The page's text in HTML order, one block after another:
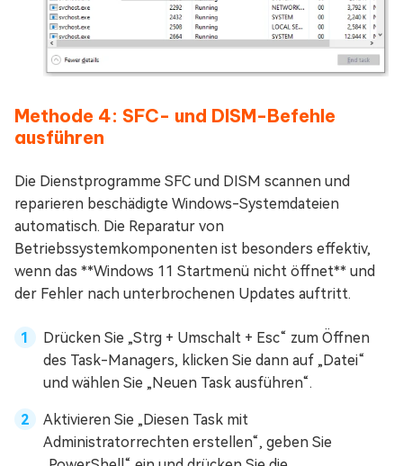
Methode 4: SFC- und DISM-Befehle
ausführen
Die Dienstprogramme SFC und DISM scannen und
reparieren beschädigte Windows-Systemdateien
automatisch. Die Reparatur von
Betriebssystemkomponenten ist besonders effektiv,
wenn das **Windows 11 Startmenü nicht öffnet** und
der Fehler nach unterbrochenen Updates auftritt.
Drücken Sie „Strg + Umschalt + Esc“ zum Öffnen
des Task-Managers, klicken Sie dann auf „Datei“
und wählen Sie „Neuen Task ausführen“.
Aktivieren Sie „Diesen Task mit
Administratorrechten erstellen“, geben Sie